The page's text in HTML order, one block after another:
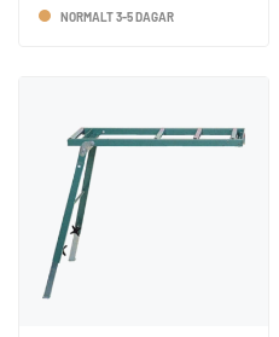
NORMALT 3-5 DAGAR